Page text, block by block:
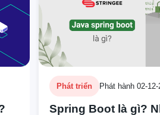
Phát triển Phát hành 02-12-
Spring Boot là gì?